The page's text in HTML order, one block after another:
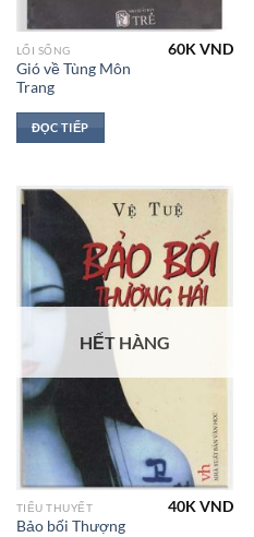
LỐI SỐNG
Gió về Tùng Môn
Trang
60KVND
ĐỌC TIẾP
HẾT HÀNG
TIỂU THUYẾT
Bảo bối Thượng
40KVND